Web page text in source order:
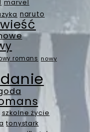
marvel
naruto
romans nowy
szkolne życie
tonystark